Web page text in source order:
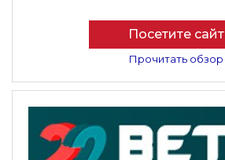
Посетите сайт
Прочитать обзор